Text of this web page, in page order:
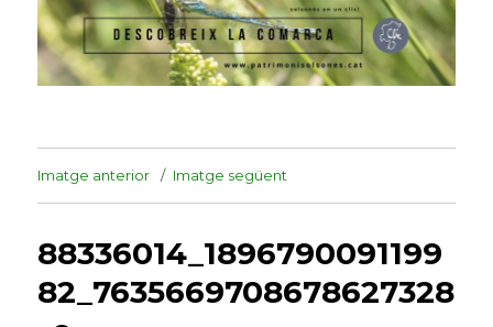
Imatge anterior Imatge següent
88336014_1896790091199
82_7635669708678627328